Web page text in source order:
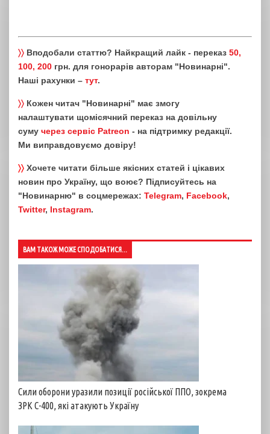
〉〉 Вподобали статтю? Найкращий лайк - переказ 50,
100, 200 грн. для гонорарів авторам "Новинарні".
Наші рахунки – тут.
〉〉 Кожен читач "Новинарні" має змогу
налаштувати щомісячний переказ на довільну
суму через сервіс Patreon - на підтримку редакції.
Ми виправдовуємо довіру!
〉〉 Хочете читати більше якісних статей і цікавих
новин про Україну, що воює? Підписуйтесь на
"Новинарню" в соцмережах: Telegram, Facebook,
Twitter, Instagram.
ВАМ ТАКОЖ МОЖЕ СПОДОБАТИСЯ...
Сили оборони уразили позиції російської ППО, зокрема
ЗРК С-400, які атакують Україну